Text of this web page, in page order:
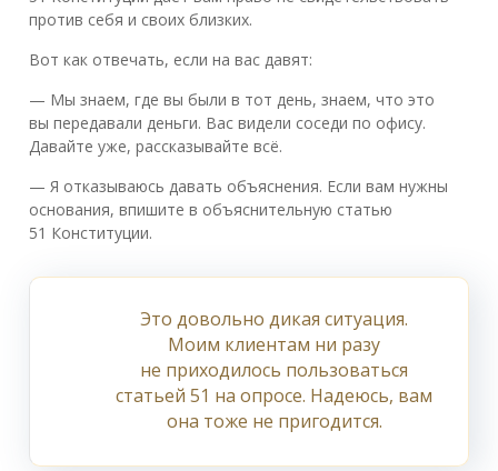
против себя и своих близких.
Вот как отвечать, если на вас давят:
— Мы знаем, где вы были в тот день, знаем, что это
вы передавали деньги. Вас видели соседи по офису.
Давайте уже, рассказывайте всё.
— Я отказываюсь давать объяснения. Если вам нужны
основания, впишите в объяснительную статью
51 Конституции.
Это довольно дикая ситуация.
Моим клиентам ни разу
не приходилось пользоваться
статьей 51 на опросе. Надеюсь, вам
она тоже не пригодится.